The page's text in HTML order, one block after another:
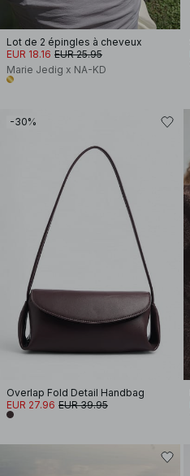
Lot de 2 épingles à cheveux
EUR 18.16 EUR 25.95
Marie Jedig x NA-KD
-30%
Overlap Fold Detail Handbag
EUR 27.96 EUR 39.95